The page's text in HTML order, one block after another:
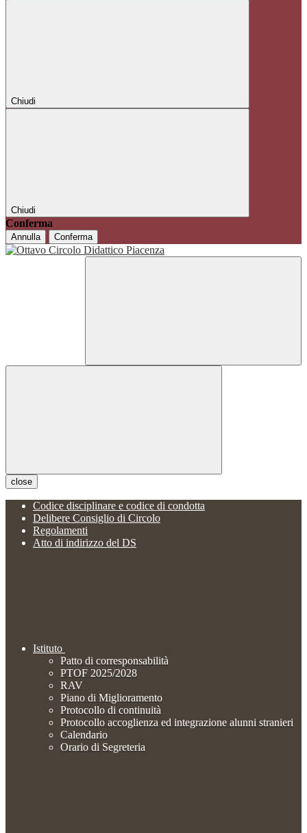
Chiudi
Chiudi
Conferma
Annulla Conferma
close
Codice disciplinare e codice di condotta
Delibere Consiglio di Circolo
Regolamenti
Atto di indirizzo del DS
Istituto
Patto di corresponsabilità
PTOF 2025/2028
RAV
Piano di Miglioramento
Protocollo di continuità
Protocollo accoglienza ed integrazione alunni stranieri
Calendario
Orario di Segreteria